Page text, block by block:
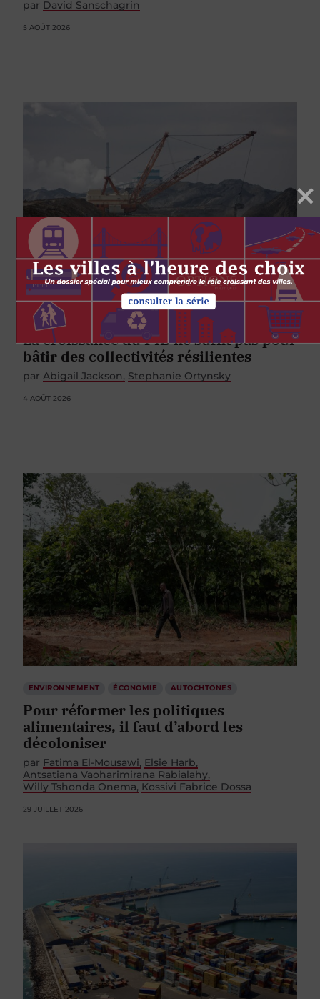
par David Sanschagrin
5 AOÛT 2026
ENVIRONNEMENT SCIENCE ET TECHNOLOGIE ÉCONOMIE
La croissance du PIB ne suffit pas pour
bâtir des collectivités résilientes
par Abigail Jackson Stephanie Ortynsky
4 AOÛT 2026
ENVIRONNEMENT ÉCONOMIE AUTOCHTONES
Pour réformer les politiques
alimentaires, il faut d’abord les
décoloniser
par Fatima El-Mousawi Elsie Harb
Antsatiana Vaoharimirana Rabialahy
Willy Tshonda Onema Kossivi Fabrice Dossa
29 JUILLET 2026